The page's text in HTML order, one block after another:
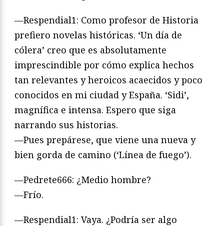
—Respendial1: Como profesor de Historia
prefiero novelas históricas. ‘Un día de
cólera’ creo que es absolutamente
imprescindible por cómo explica hechos
tan relevantes y heroicos acaecidos y poco
conocidos en mi ciudad y España. ‘Sidi’,
magnífica e intensa. Espero que siga
narrando sus historias.
—Pues prepárese, que viene una nueva y
bien gorda de camino (‘Línea de fuego’).
—Pedrete666: ¿Medio hombre?
—Frío.
—Respendial1: Vaya. ¿Podría ser algo